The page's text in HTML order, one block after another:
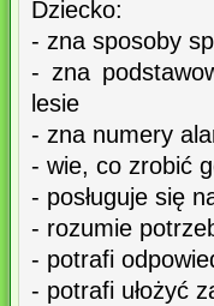
Dziecko:
- zna sposoby
- zna
lesie
- zna numery
- wie, co zrobić
- posługuje się
- rozumie
- potrafi
- potrafi ułożyć